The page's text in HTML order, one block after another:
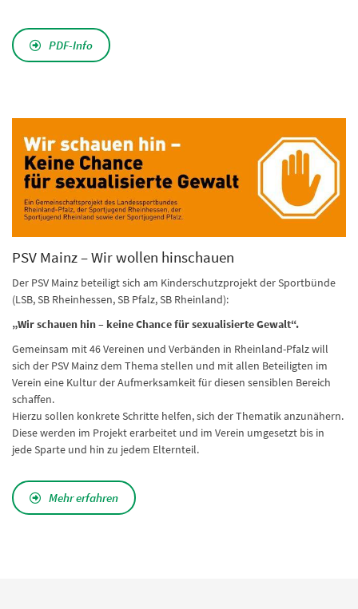
PDF-Info
PSV Mainz – Wir wollen hinschauen
Der PSV Mainz beteiligt sich am Kinderschutzprojekt der Sportbünde
(LSB, SB Rheinhessen, SB Pfalz, SB Rheinland):
„Wir schauen hin – keine Chance für sexualisierte Gewalt“.
Gemeinsam mit 46 Vereinen und Verbänden in Rheinland-Pfalz will
sich der PSV Mainz dem Thema stellen und mit allen Beteiligten im
Verein eine Kultur der Aufmerksamkeit für diesen sensiblen Bereich
schaffen.
Hierzu sollen konkrete Schritte helfen, sich der Thematik anzunähern.
Diese werden im Projekt erarbeitet und im Verein umgesetzt bis in
jede Sparte und hin zu jedem Elternteil.
Mehr erfahren